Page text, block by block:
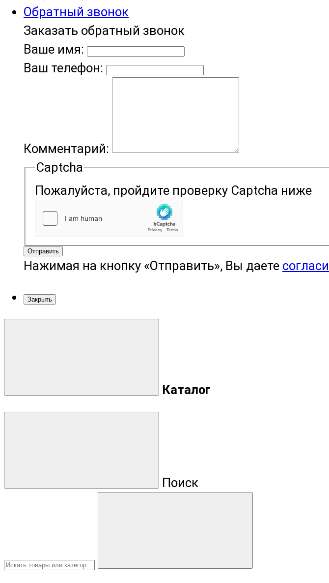
Обратный звонок
Заказать обратный звонок
Ваше имя:
Ваш телефон:
Комментарий:
Captcha
Пожалуйста, пройдите проверку Captcha ниже
Отправить
Нажимая на кнопку «Отправить», Вы даете
Закрыть
Каталог
Поиск